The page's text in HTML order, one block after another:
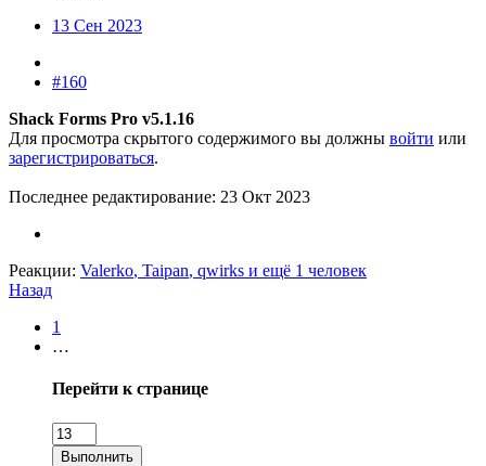
13 Сен 2023
#160
Shack Forms Pro v5.1.16
Для просмотра скрытого содержимого вы должны войти или
зарегистрироваться.
Последнее редактирование: 23 Окт 2023
Реакции: Valerko, Taipan, qwirks и ещё 1 человек
Назад
1
…
Перейти к странице
Выполнить